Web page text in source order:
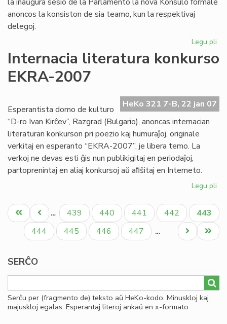
anoncos la konsiston de sia teamo, kun la respektivaj
delegoj.
Legu pli
de
Internacia literatura konkurso
EKRA-2007
HeKo 321 7-B, 22 jan 07
Esperantista domo de kulturo
“D-ro Ivan Kirĉev”, Razgrad (Bulgario), anoncas internacian
literaturan konkurson pri poezio kaj humuraĵoj, originale
verkitaj en esperanto “EKRA-2007”, je libera temo. La
verkoj ne devas esti ĝis nun publikigitaj en periodaĵoj,
partoprenintaj en aliaj konkursoj aŭ aﬁŝitaj en Interneto.
Legu pli
Pagination
Unua
paĝo
Antaŭa
paĝo
… Paĝo
439 Paĝo
440 Paĝo
441 Paĝo
442
Aktuala
paĝo
443
Paĝo
444 Paĝo
445 Paĝo
446 Paĝo
447 …
Last
page
Next
page
SERĈO
Serĉu per (fragmento de) teksto aŭ HeKo-kodo. Minuskloj kaj
majuskloj egalas. Esperantaj literoj ankaŭ en x-formato.